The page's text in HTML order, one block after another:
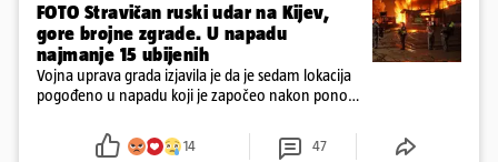
FOTO Stravičan ruski udar na Kijev,
gore brojne zgrade. U napadu
najmanje 15 ubijenih
Vojna uprava grada izjavila je da je sedam lokacija
pogođeno u napadu koji je započeo nakon ponoći.
snazi ​​više od jedan sat.
14 47